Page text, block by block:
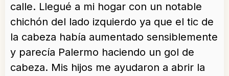
calle. Llegué a mi hogar con un notable
chichón del lado izquierdo ya que el tic de
la cabeza había aumentado sensiblemente
y parecía Palermo haciendo un gol de
cabeza. Mis hijos me ayudaron a abrir la